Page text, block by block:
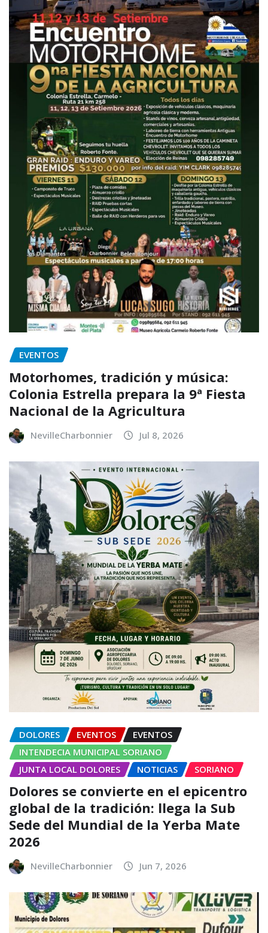
EVENTOS
Motorhomes, tradición y música:
Colonia Estrella prepara la 9ª Fiesta
Nacional de la Agricultura
NevilleCharbonnier Jul 8, 2026
DOLORES EVENTOS
EVENTOS
INTENDECIA MUNICIPAL SORIANO
JUNTA LOCAL DOLORES
NOTICIAS SORIANO
Dolores se convierte en el epicentro
global de la tradición: llega la Sub
Sede del Mundial de la Yerba Mate
2026
NevilleCharbonnier Jun 7, 2026